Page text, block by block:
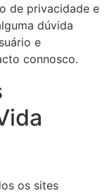
de privacidade e
dúvida
e
connosco.
os sites